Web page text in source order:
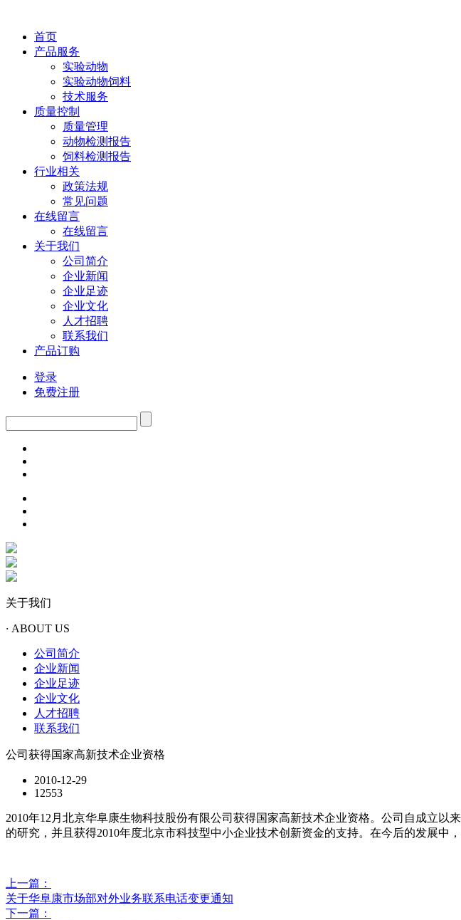
首页
产品服务
实验动物
实验动物饲料
技术服务
质量控制
质量管理
动物检测报告
饲料检测报告
行业相关
政策法规
常见问题
在线留言
在线留言
关于我们
公司简介
企业新闻
企业足迹
企业文化
人才招聘
联系我们
产品订购
登录
免费注册
关于我们
· ABOUT US
公司简介
企业新闻
企业足迹
企业文化
人才招聘
联系我们
公司获得国家高新技术企业资格
2010-12-29
12553
2010年12月北京华阜康生物科技股份有限公司获得国家高新技术企业资格。公司自成立
的研究，并且获得2010年度北京市科技型中小企业技术创新资金的支持。在今后的发展中
上一篇：
关于华阜康市场部对外业务联系电话变更通知
下一篇：